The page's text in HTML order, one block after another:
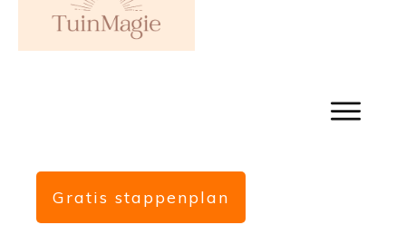
Gratis stappenplan